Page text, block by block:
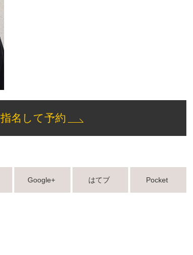
指名して予約
Google+ はてブ Pocket